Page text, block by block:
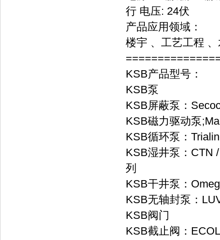
行 电压: 24伏
产品应用领域：
楼宇 、工艺工程
KSB产品型号：
KSB泵
KSB屏蔽泵：
KSB磁力驱动泵
KSB循环泵：
KSB湿井泵：CTN
列
KSB干井泵：
KSB无轴封泵：
KSB阀门
KSB截止阀：